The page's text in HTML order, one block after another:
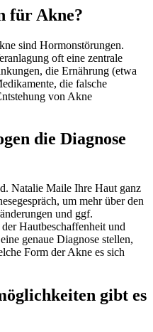
für Akne?
sind Hormonstörungen.
oft eine zentrale
die Ernährung (etwa
die falsche
von Akne
die Diagnose
Natalie Maile Ihre Haut ganz
um mehr über den
und ggf.
Hautbeschaffenheit und
genaue Diagnose stellen,
Form der Akne es sich
gibt es